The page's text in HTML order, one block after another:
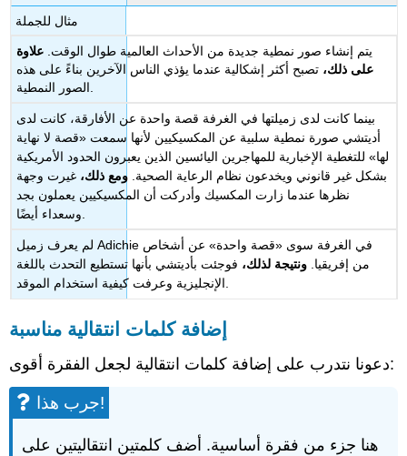
مثال للجملة
يتم إنشاء صور نمطية جديدة من الأحداث العالمية طوال الوقت. علاوة
على ذلك، تصبح أكثر إشكالية عندما يؤذي الناس الآخرين بناءً على هذه
بينما كانت لدى زميلتها في الغرفة قصة واحدة عن الأفارقة، كانت لدى
أديتشي صورة نمطية سلبية عن المكسيكيين لأنها سمعت «قصة لا نهاية
لها» للتغطية الإخبارية للمهاجرين اليائسين الذين يعبرون الحدود الأمريكية
بشكل غير قانوني ويخدعون نظام الرعاية الصحية. ومع ذلك، غيرت وجهة
نظرها عندما زارت المكسيك وأدركت أن المكسيكيين يعملون بجد
لم يعرف زميل Adichie في الغرفة سوى «قصة واحدة» عن أشخاص
من إفريقيا. ونتيجة لذلك، فوجئت بأديتشي بأنها تستطيع التحدث باللغة
إضافة كلمات انتقالية مناسبة
دعونا نتدرب على إضافة كلمات انتقالية لجعل الفقرة أقوى:
جرب هذا!
هنا جزء من فقرة أساسية. أضف كلمتين انتقاليتين على